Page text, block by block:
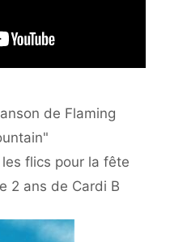
de Flaming
flics pour la fête
2 ans de Cardi B